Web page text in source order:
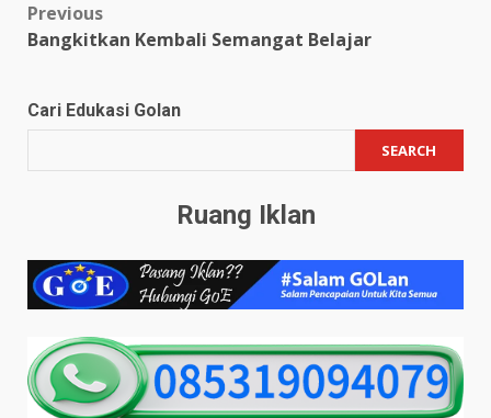
Post
navigation
Previous
Bangkitkan Kembali Semangat Belajar
Cari Edukasi Golan
SEARCH
Ruang Iklan